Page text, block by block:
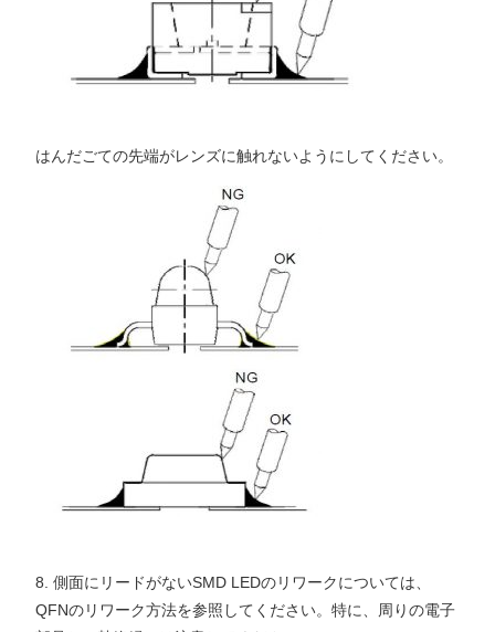
はんだごての先端がレンズに触れないようにしてください。
8. 側面にリードがないSMD LEDのリワークについては、
QFNのリワーク方法を参照してください。特に、周りの電子